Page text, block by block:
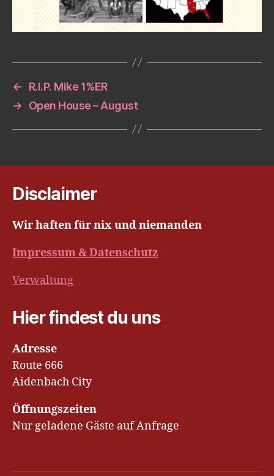
←
R.I.P. Mike 1%ER
→
Open House – August
Disclaimer
Wir haften für nix und niemanden
Impressum & Datenschutz
Verwaltung
Hier findest du uns
Adresse
Route 666
Aidenbach City
Öffnungszeiten
Nur geladene Gäste auf Anfrage